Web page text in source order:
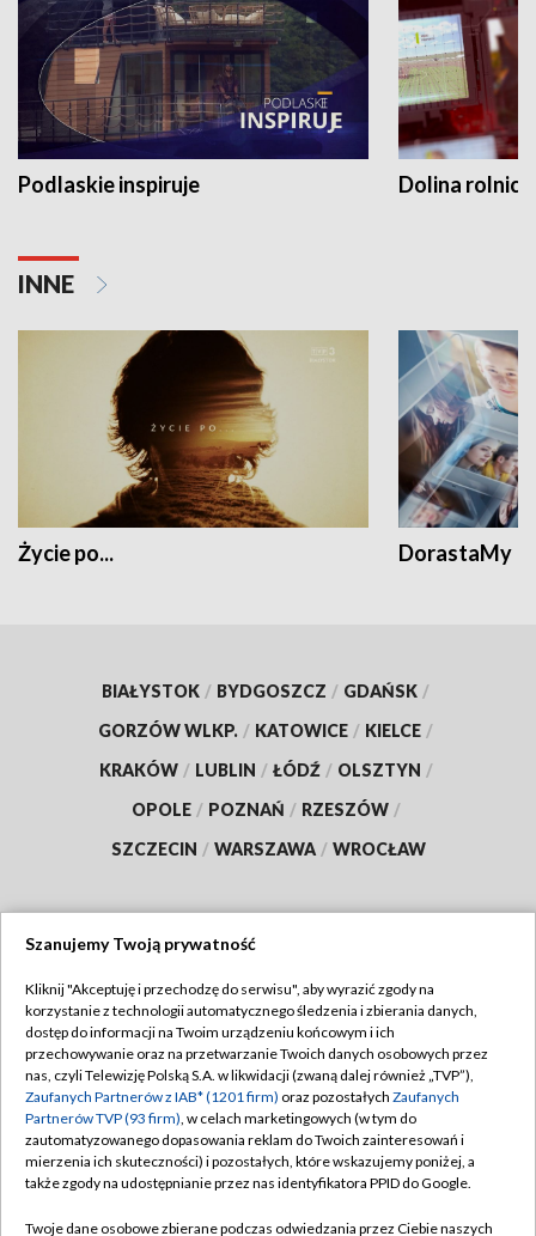
Podlaskie inspiruje Dolina
INNE
Życie po... DorastaMy
BIAŁYSTOK / BYDGOSZCZ / GDAŃSK /
GORZÓW WLKP. / KATOWICE / KIELCE /
KRAKÓW / LUBLIN / ŁÓDŹ / OLSZTYN /
OPOLE / POZNAŃ / RZESZÓW /
SZCZECIN / WARSZAWA / WROCŁAW
TVP
Abonament TVP
Emisja w TVP
Centrum informacji TVP
Naziemna Telewizja Cyfrowa
Regulamin TVP
Polityka prywatności
Moje zgody
Pomoc
Szanujemy Twoją prywatność
Kliknij "Akceptuję i przechodzę do serwisu", aby wyrazić zgody na
korzystanie z technologii automatycznego śledzenia i zbierania danych,
dostęp do informacji na Twoim urządzeniu końcowym i ich
przechowywanie oraz na przetwarzanie Twoich danych osobowych przez
nas, czyli Telewizję Polską S.A. w likwidacji (zwaną dalej również „TVP”),
Zaufanych Partnerów z IAB* (1201 firm) oraz pozostałych Zaufanych
Partnerów TVP (93 firm), w celach marketingowych (w tym do
zautomatyzowanego dopasowania reklam do Twoich zainteresowań i
mierzenia ich skuteczności) i pozostałych, które wskazujemy poniżej, a
także zgody na udostępnianie przez nas identyfikatora PPID do Google.
Twoje dane osobowe zbierane podczas odwiedzania przez Ciebie naszych